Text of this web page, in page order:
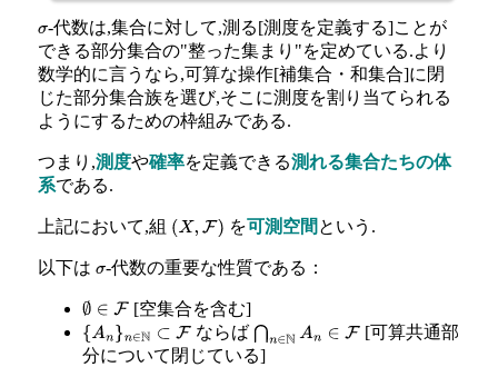
σ-代数は,集合に対して,測る[測度を定義する]ことが
できる部分集合の"整った集まり"を定めている.より
数学的に言うなら,可算な操作[補集合・和集合]に閉
じた部分集合族を選び,そこに測度を割り当てられる
ようにするための枠組みである.
つまり,測度や確率を定義できる測れる集合たちの体
系である.
上記において,組 (X,F) を可測空間 という.
以下は σ-代数の重要な性質である：
∅ ∈ F [空集合を含む]
{ An}n∈N⊂ F ならば ⋂n∈NAn ∈ F
[可算共通部
分について閉じている]